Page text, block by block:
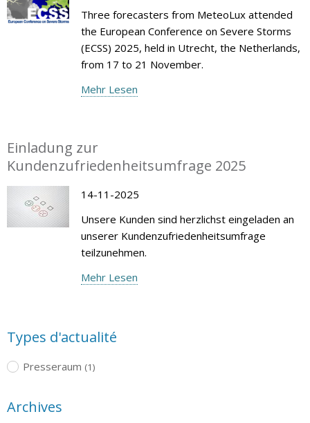
Three forecasters from MeteoLux attended
the European Conference on Severe Storms
(ECSS) 2025, held in Utrecht, the Netherlands,
from 17 to 21 November.
Mehr Lesen
Einladung zur
Kundenzufriedenheitsumfrage 2025
14-11-2025
Unsere Kunden sind herzlichst eingeladen an
unserer Kundenzufriedenheitsumfrage
teilzunehmen.
Mehr Lesen
Types d'actualité
Presseraum (1)
Archives